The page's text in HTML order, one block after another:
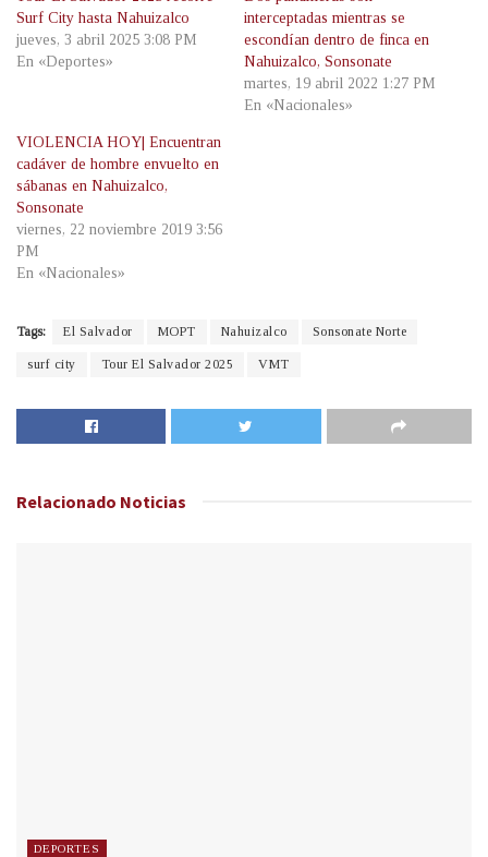
Surf City hasta Nahuizalco
jueves, 3 abril 2025 3:08 PM
En «Deportes»
interceptadas mientras se
escondían dentro de finca en
Nahuizalco, Sonsonate
martes, 19 abril 2022 1:27 PM
En «Nacionales»
VIOLENCIA HOY| Encuentran
cadáver de hombre envuelto en
sábanas en Nahuizalco,
Sonsonate
viernes, 22 noviembre 2019 3:56
PM
En «Nacionales»
Tags: El Salvador MOPT Nahuizalco Sonsonate Norte
surf city Tour El Salvador 2025 VMT
Relacionado Noticias
DEPORTES